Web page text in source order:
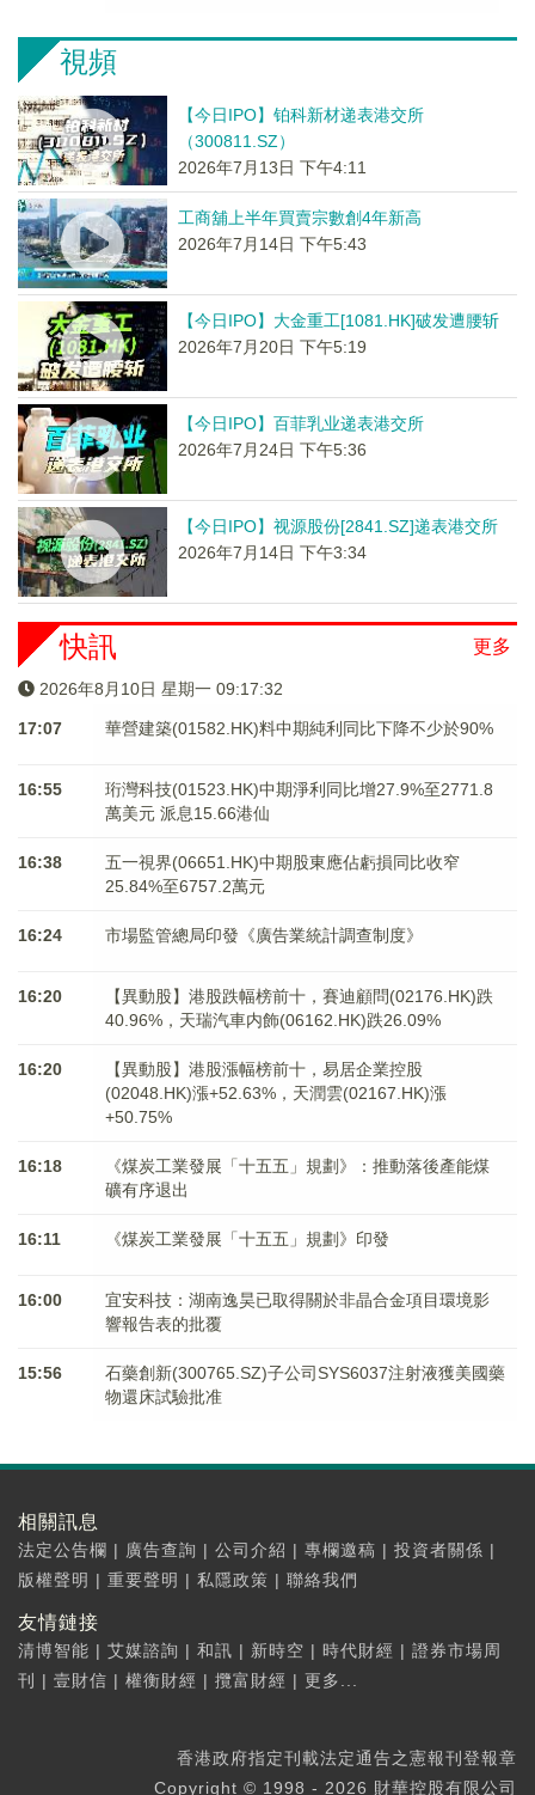
視頻
【今日IPO】铂科新材递表港交所
（300811.SZ）
2026年7月13日 下午4:11
工商舖上半年買賣宗數創4年新高
2026年7月14日 下午5:43
【今日IPO】大金重工[1081.HK]破发遭腰斩
2026年7月20日 下午5:19
【今日IPO】百菲乳业递表港交所
2026年7月24日 下午5:36
【今日IPO】视源股份[2841.SZ]递表港交所
2026年7月14日 下午3:34
更多
快訊
2026年8月10日 星期一 09:17:32
17:07 華營建築(01582.HK)料中期純利同比下降不少於90%
16:55
珩灣科技(01523.HK)中期淨利同比增27.9%至2771.8
萬美元 派息15.66港仙
16:38
五一視界(06651.HK)中期股東應佔虧損同比收窄
25.84%至6757.2萬元
16:24 市場監管總局印發《廣告業統計調查制度》
16:20
【異動股】港股跌幅榜前十，賽迪顧問(02176.HK)跌
40.96%，天瑞汽車内飾(06162.HK)跌26.09%
16:20
【異動股】港股漲幅榜前十，易居企業控股
(02048.HK)漲+52.63%，天潤雲(02167.HK)漲
+50.75%
16:18
《煤炭工業發展「十五五」規劃》：推動落後產能煤
礦有序退出
16:11 《煤炭工業發展「十五五」規劃》印發
16:00
宜安科技：湖南逸昊已取得關於非晶合金項目環境影
響報告表的批覆
15:56
石藥創新(300765.SZ)子公司SYS6037注射液獲美國藥
物還床試驗批准
相關訊息
法定公告欄 | 廣告查詢 | 公司介紹 | 專欄邀稿 | 投資者關係 |
版權聲明 | 重要聲明 | 私隱政策 | 聯絡我們
友情鏈接
清博智能 | 艾媒諮詢 | 和訊 | 新時空 | 時代財經 | 證券市場周
刊
| 壹財信 | 權衡財經 | 攬富財經 | 更多...
香港政府指定刊載法定通告之憲報刊登報章
Copyright © 1998 - 2026 財華控股有限公司